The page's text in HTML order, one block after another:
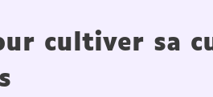
cultiver sa